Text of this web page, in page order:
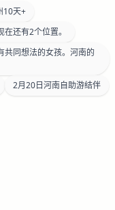
10天+
还有2个位置。
共同想法的女孩。河南的
2月20日河南自助游结伴